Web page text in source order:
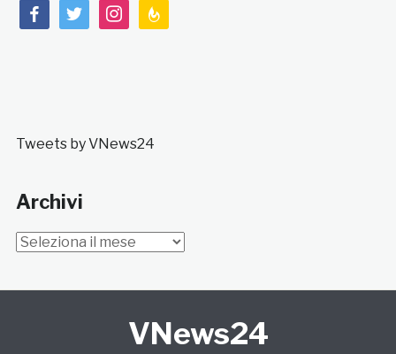
facebooktwitterinstagramfeedburner
Tweets by VNews24
Archivi
Archivi
VNews24